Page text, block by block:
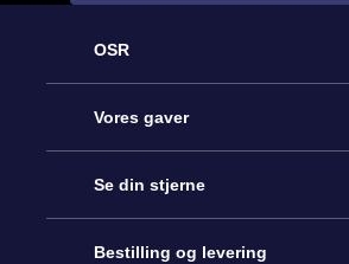
OSR
Kundeservice
Kontakt os
Bloggen
Vores gaver
Online Stjernegave
OSR Gavepakke
Se din stjerne
Star Register
Bestilling og levering